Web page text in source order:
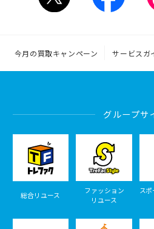
今月の買取キャンペーン サービスガ
グループサ
総合リユース
ファッション
リユース
ス